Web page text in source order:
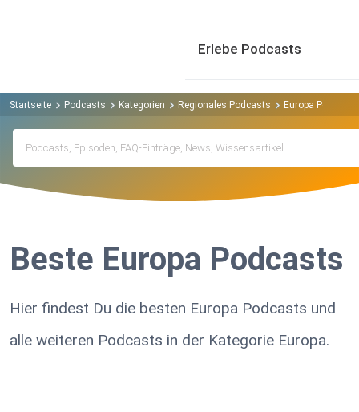
Erlebe Podcasts
Startseite Podcasts Kategorien Regionales Podcasts Europa Podcasts
Beste Europa Podcasts
Hier findest Du die besten Europa Podcasts und
alle weiteren Podcasts in der Kategorie Europa.